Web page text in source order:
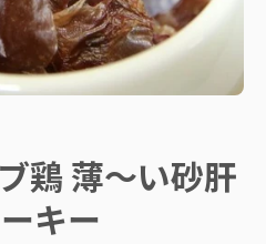
鶏 薄～い砂肝
キー